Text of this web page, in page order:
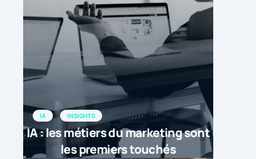
IA INSIGHTS
IA : les métiers du marketing sont
les premiers touchés